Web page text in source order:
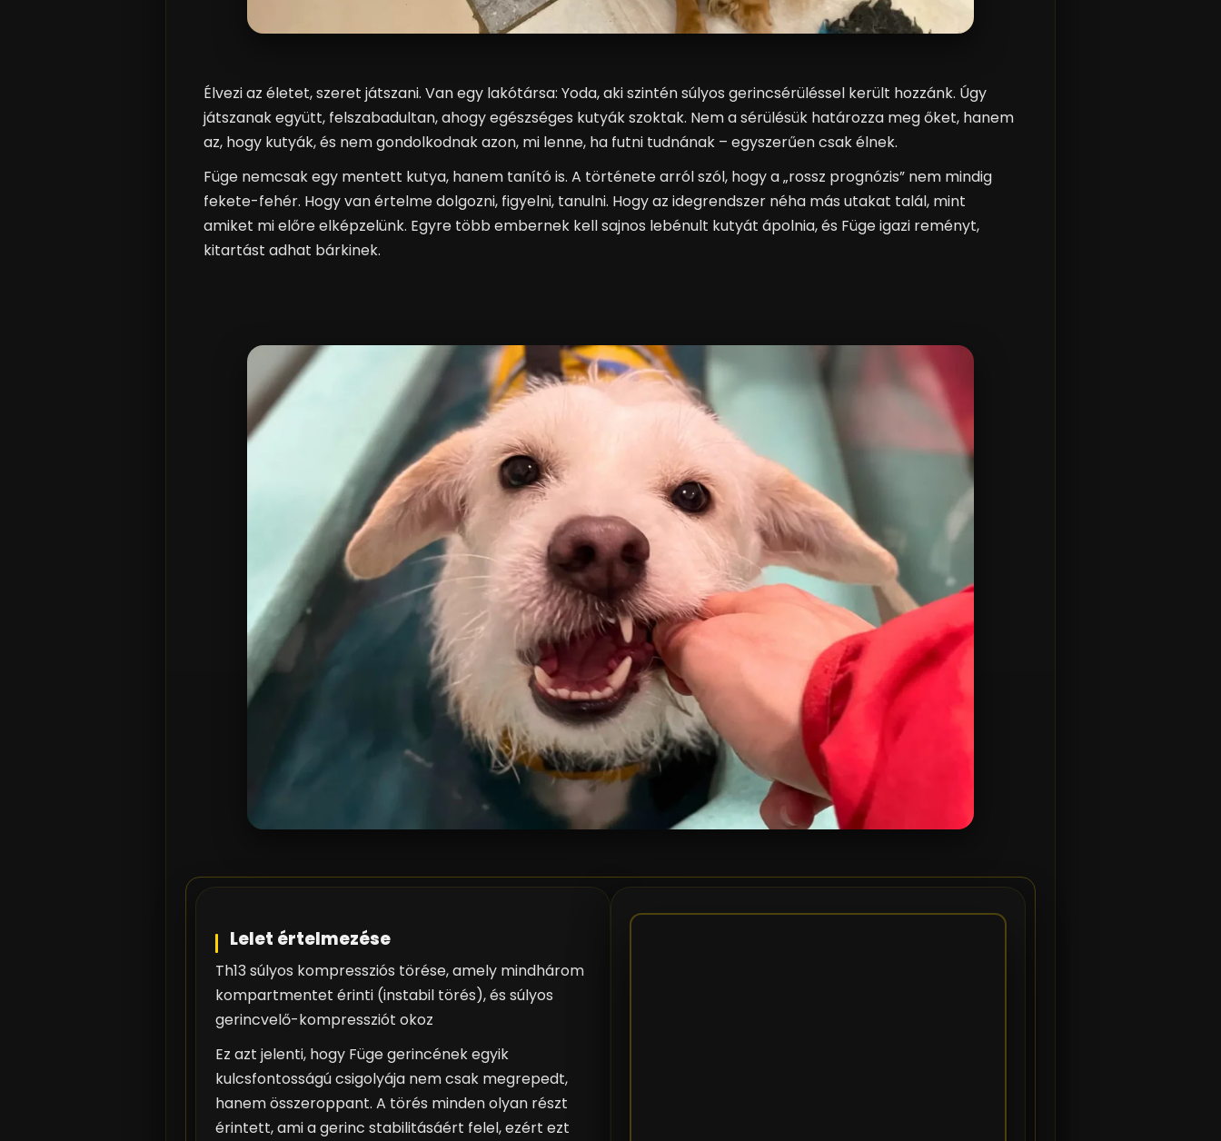
Élvezi az életet, szeret játszani. Van egy lakótársa: Yoda, aki szintén súlyos gerincsérüléssel került hozzánk. Úgy
játszanak együtt, felszabadultan, ahogy egészséges kutyák szoktak. Nem a sérülésük határozza meg őket, hanem
az, hogy kutyák, és nem gondolkodnak azon, mi lenne, ha futni tudnának – egyszerűen csak élnek.
Füge nemcsak egy mentett kutya, hanem tanító is. A története arról szól, hogy a „rossz prognózis” nem mindig
fekete-fehér. Hogy van értelme dolgozni, figyelni, tanulni. Hogy az idegrendszer néha más utakat talál, mint
amiket mi előre elképzelünk. Egyre több embernek kell sajnos lebénult kutyát ápolnia, és Füge igazi reményt,
kitartást adhat bárkinek.
Lelet értelmezése
Th13 súlyos kompressziós törése, amely mindhárom
kompartmentet érinti (instabil törés), és súlyos
gerincvelő-kompressziót okoz
Ez azt jelenti, hogy Füge gerincének egyik
kulcsfontosságú csigolyája nem csak megrepedt,
hanem összeroppant. A törés minden olyan részt
érintett, ami a gerinc stabilitásáért felel, ezért ezt